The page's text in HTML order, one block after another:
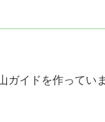
ガイドを作っていま